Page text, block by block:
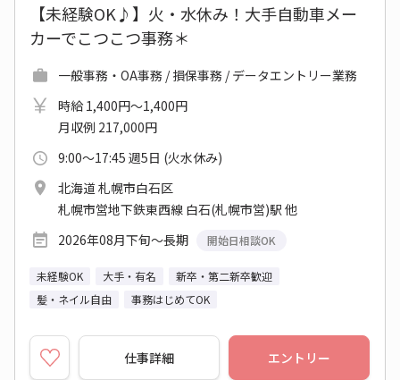
【未経験OK♪】火・水休み！大手自動車メー
カーでこつこつ事務＊
一般事務・OA事務 / 損保事務 / データエントリー業務
時給 1,400円～1,400円
月収例 217,000円
9:00～17:45 週5日 (火水休み)
北海道 札幌市白石区
札幌市営地下鉄東西線 白石(札幌市営)駅 他
2026年08月下旬～長期
開始日相談OK
未経験OK 大手・有名
新卒・第二新卒歓迎
髪・ネイル自由
事務はじめてOK
仕事詳細 エントリー